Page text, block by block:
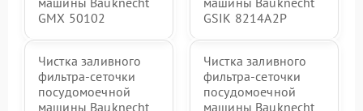
GMX 50102
GSIK 8214A2P
Чистка заливного
фильтра-сеточки
посудомоечной
машины Bauknecht
Чистка заливного
фильтра-сеточки
посудомоечной
машины Bauknecht